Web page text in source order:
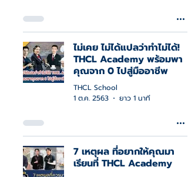
ไม่เคย ไม่ได้แปลว่าทำไม่ได้!
THCL Academy พร้อมพา
คุณจาก 0 ไปสู่มืออาชีพ
THCL School
1 ต.ค. 2563
ยาว 1 นาที
7 เหตุผล ที่อยากให้คุณมา
เรียนที่ THCL Academy